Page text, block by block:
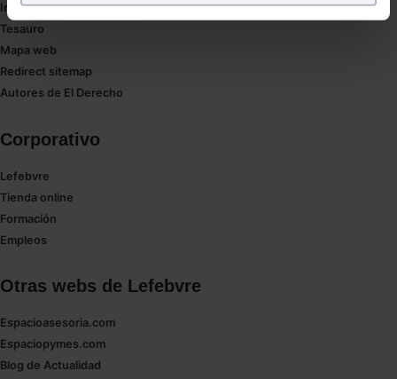
en la web sea óptima
Puedes
todas las cookies excepto aquellas imprescindibles.
También puedes
seleccionar solo aquellas que quieras permitir en tu
las que sean indispensables para la navegación.
Innovación
Tesauro
Mapa web
Redirect sitemap
Autores de El Derecho
Corporativo
Lefebvre
Tienda online
Formación
Empleos
Otras webs de Lefebvre
Espacioasesoria.com
Espaciopymes.com
Blog de Actualidad